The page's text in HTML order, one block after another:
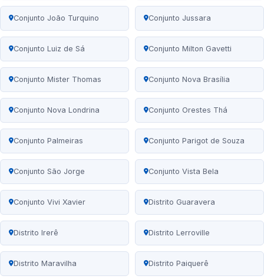
Conjunto João Turquino Conjunto Jussara
Conjunto Luiz de Sá Conjunto Milton Gavetti
Conjunto Mister Thomas Conjunto Nova Brasília
Conjunto Nova Londrina Conjunto Orestes Thá
Conjunto Palmeiras Conjunto Parigot de Souza
Conjunto São Jorge Conjunto Vista Bela
Conjunto Vivi Xavier Distrito Guaravera
Distrito Irerê Distrito Lerroville
Distrito Maravilha Distrito Paiquerê